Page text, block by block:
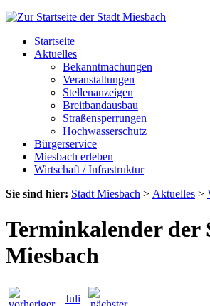
Startseite
Aktuelles
Bekanntmachungen
Veranstaltungen
Stellenanzeigen
Breitbandausbau
Straßensperrungen
Hochwasserschutz
Bürgerservice
Miesbach erleben
Wirtschaft / Infrastruktur
Sie sind hier: Stadt Miesbach > Aktuelles >
Terminkalender der
Miesbach
Juli